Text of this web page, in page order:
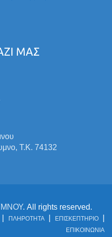
ΜΑΣ
Τ.Κ. 74132
. All rights reserved.
ΠΛΗΡΟΤΗΤΑ
ΕΠΙΣΚΕΠΤΗΡΙΟ
ΕΠΙΚΟΙΝΩΝΙΑ